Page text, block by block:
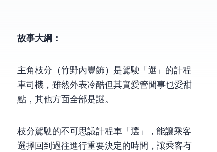
故事大綱：
主角枝分（竹野內豐飾）是駕駛「選TAXI」的計程
車司機，雖然外表冷酷但其實愛管閒事也愛甜
點，其他方面全部是謎。
枝分駕駛的不可思議計程車「選TAXI」，能讓乘客
選擇回到過往進行重要決定的時間，讓乘客有